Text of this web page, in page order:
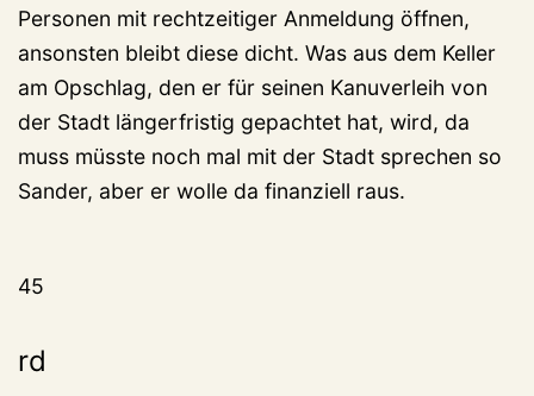
Personen mit rechtzeitiger Anmeldung öffnen,
ansonsten bleibt diese dicht. Was aus dem Keller
am Opschlag, den er für seinen Kanuverleih von
der Stadt längerfristig gepachtet hat, wird, da
muss müsste noch mal mit der Stadt sprechen so
Sander, aber er wolle da finanziell raus.
45
rd